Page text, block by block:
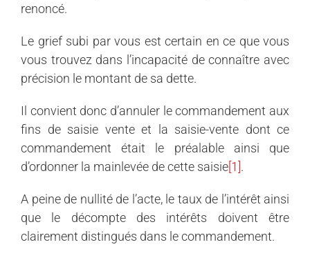
renoncé.
Le grief subi par vous est certain en ce que vous
vous trouvez dans l’incapacité de connaître avec
précision le montant de sa dette.
Il convient donc d’annuler le commandement aux
fins de saisie vente et la saisie-vente dont ce
commandement était le préalable ainsi que
d’ordonner la mainlevée de cette saisie [1] .
A peine de nullité de l’acte, le taux de l’intérêt ainsi
que le décompte des intérêts doivent être
clairement distingués dans le commandement.